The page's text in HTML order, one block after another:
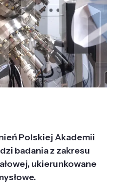
Polskiej Akademii
badania z zakresu
ukierunkowane